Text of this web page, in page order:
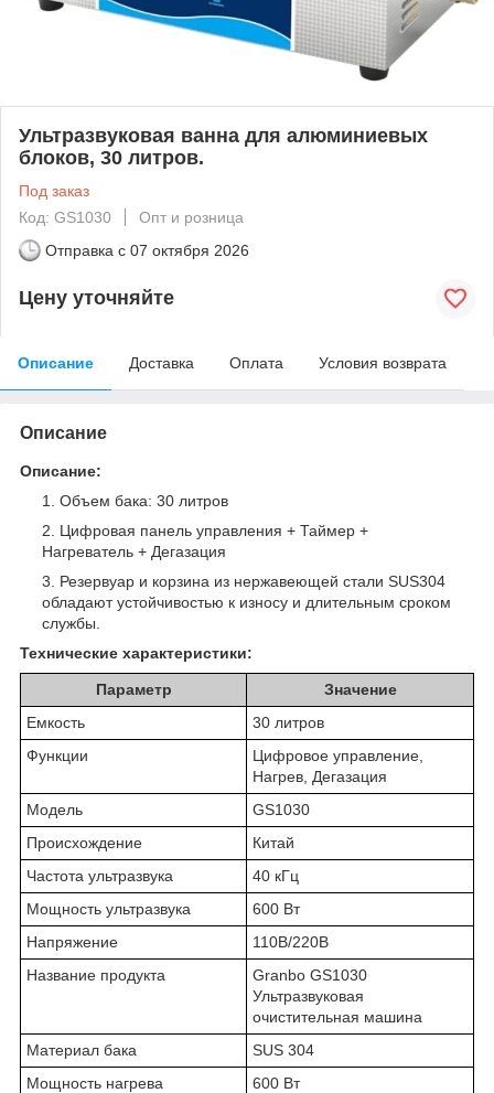
Ультразвуковая ванна для алюминиевых
блоков, 30 литров.
Под заказ
Код: GS1030
Опт и розница
Отправка с 07 октября 2026
Цену уточняйте
Описание Доставка Оплата Условия возврата
Описание
Описание:
Объем бака: 30 литров
Цифровая панель управления + Таймер +
Нагреватель + Дегазация
Резервуар и корзина из нержавеющей стали SUS304
обладают устойчивостью к износу и длительным сроком
службы.
Технические характеристики:
Параметр
Значение
Емкость
30 литров
Функции
Цифровое управление,
Нагрев, Дегазация
Модель
GS1030
Происхождение
Китай
Частота ультразвука
40 кГц
Мощность ультразвука
600 Вт
Напряжение
110В/220В
Название продукта
Granbo GS1030
Ультразвуковая
очистительная машина
Материал бака
SUS 304
Мощность нагрева
600 Вт